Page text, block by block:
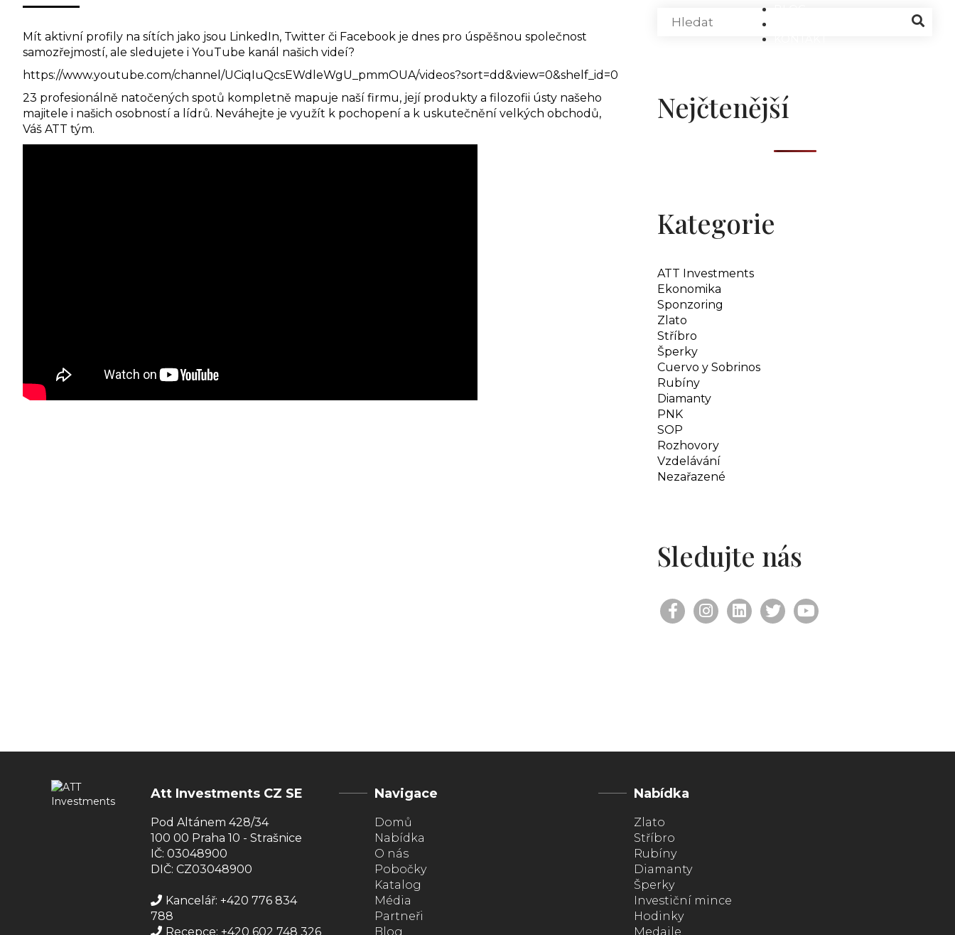
Mít aktivní profily na sítích jako jsou LinkedIn, Twitter či Facebook je dnes pro úspěšnou společnost
samozřejmostí, ale sledujete i YouTube kanál našich videí?
https://www.youtube.com/channel/UCiqIuQcsEWdleWgU_pmmOUA/videos?sort=dd&view=0&shelf_id=0
23 profesionálně natočených spotů kompletně mapuje naší firmu, její produkty a filozofii ústy našeho
majitele i našich osobností a lídrů. Neváhejte je využít k pochopení a k uskutečnění velkých obchodů,
Váš ATT tým.
Nejčtenější
Kategorie
ATT Investments
Ekonomika
Sponzoring
Zlato
Stříbro
Šperky
Cuervo y Sobrinos
Rubíny
Diamanty
PNK
SOP
Rozhovory
Vzdelávání
Nezařazené
Sledujte nás
Att Investments CZ SE
Pod Altánem 428/34
100 00 Praha 10 - Strašnice
IČ: 03048900
DIČ: CZ03048900
Kancelář: +420 776 834
788
Recepce: +420 602 748 326
Navigace
Domů
Nabídka
O nás
Pobočky
Katalog
Média
Partneři
Blog
Nabídka
Zlato
Stříbro
Rubíny
Diamanty
Šperky
Investiční mince
Hodinky
Medaile